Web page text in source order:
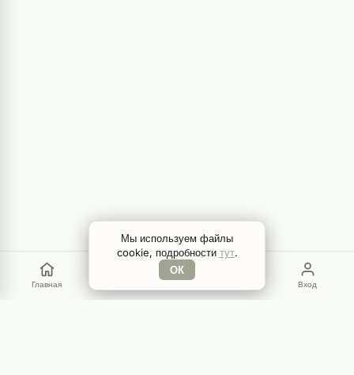
Главная Вход
Мы используем файлы
cookie, подробности тут.
ОК